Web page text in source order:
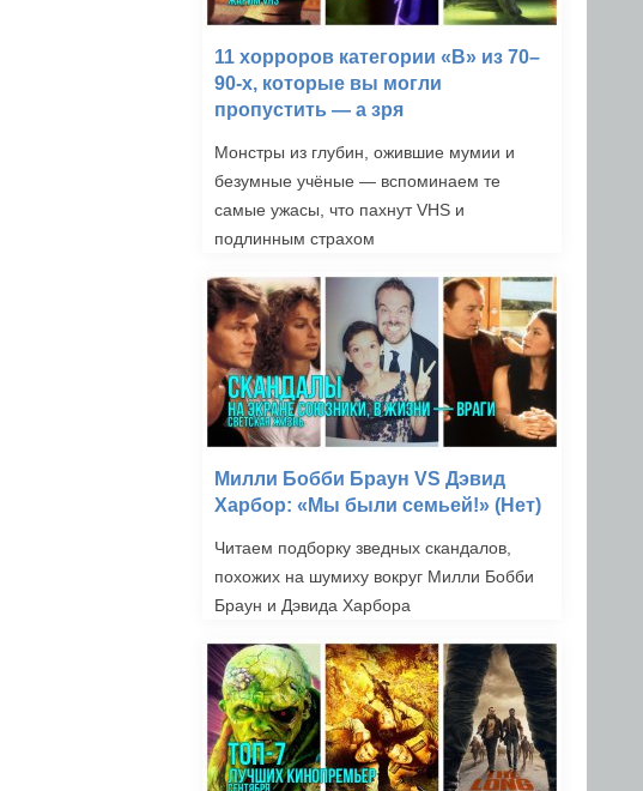
11 хорроров категории «B» из 70–
90-х, которые вы могли
пропустить — а зря
Монстры из глубин, ожившие мумии и
безумные учёные — вспоминаем те
самые ужасы, что пахнут VHS и
подлинным страхом
Милли Бобби Браун VS Дэвид
Харбор: «Мы были семьей!» (Нет)
Читаем подборку зведных скандалов,
похожих на шумиху вокруг Милли Бобби
Браун и Дэвида Харбора